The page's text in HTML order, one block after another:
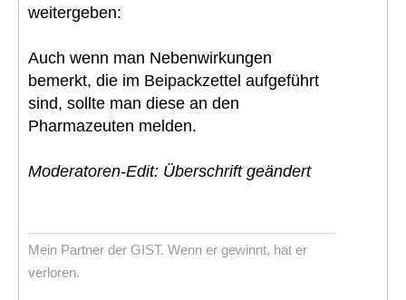
weitergeben:
Auch wenn man Nebenwirkungen
bemerkt, die im Beipackzettel aufgeführt
sind, sollte man diese an den
Pharmazeuten melden.
Moderatoren-Edit: Überschrift geändert
Mein Partner der GIST. Wenn er gewinnt, hat er
verloren.